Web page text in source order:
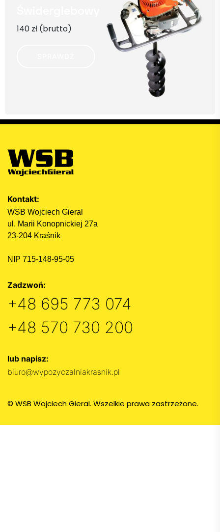
140 zł (brutto)
Kontakt:
WSB Wojciech Gieral
ul. Marii Konopnickiej 27a
23-204 Kraśnik
NIP 715-148-95-05
Zadzwoń:
+48 695 773 074
+48 570 730 200
lub napisz:
biuro@wypozyczalniakrasnik.pl
© WSB Wojciech Gieral. Wszelkie prawa zastrzeżone.